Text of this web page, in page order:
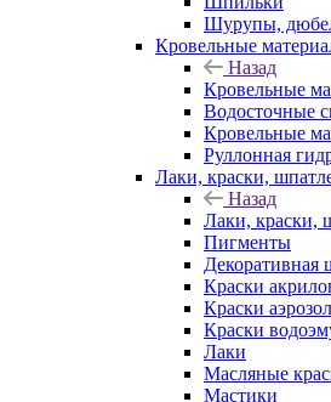
Шурупы,
Кровельные
Назад
Кровельные
Водосточные
Кровельные
Руллонная
Лаки, краски,
Назад
Лаки, краски,
Пигменты
Декоративная
Краски
Краски
Краски
Лаки
Масляные
Мастики